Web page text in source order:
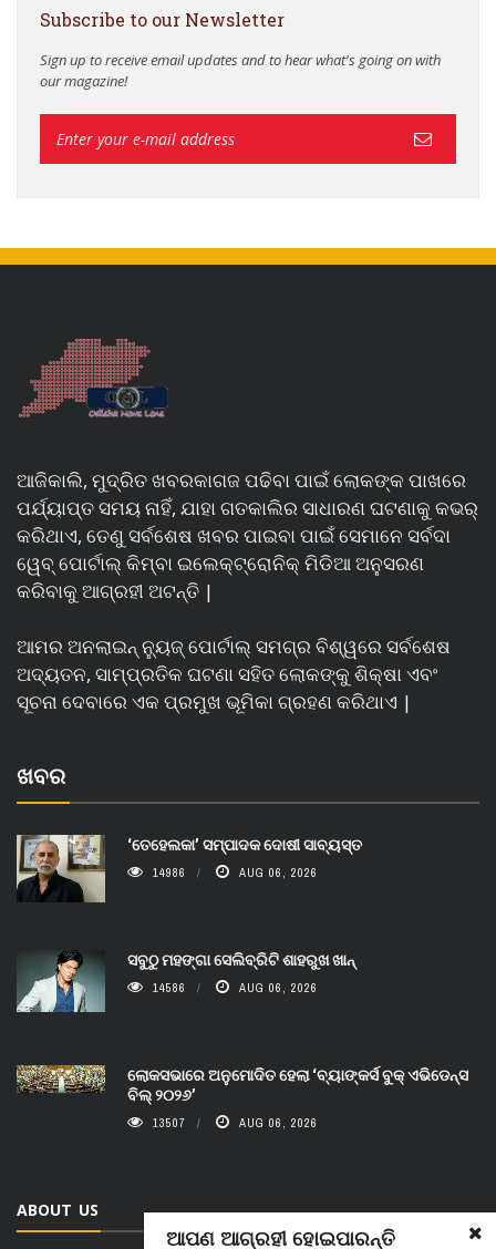
ଆପଣ ଆଗ୍ରହୀ ହୋଇପାରନ୍ତି
Subscribe to our Newsletter
Sign up to receive email updates and to hear what's going on with
our magazine!
ଆଜିକାଲି, ମୁଦ୍ରିତ ଖବରକାଗଜ ପଢିବା ପାଇଁ ଲୋକଙ୍କ ପାଖରେ
ପର୍ଯ୍ୟାପ୍ତ ସମୟ ନାହିଁ, ଯାହା ଗତକାଲିର ସାଧାରଣ ଘଟଣାକୁ କଭର୍
କରିଥାଏ, ତେଣୁ ସର୍ବଶେଷ ଖବର ପାଇବା ପାଇଁ ସେମାନେ ସର୍ବଦା
ୱେବ୍ ପୋର୍ଟାଲ୍ କିମ୍ବା ଇଲେକ୍ଟ୍ରୋନିକ୍ ମିଡିଆ ଅନୁସରଣ
କରିବାକୁ ଆଗ୍ରହୀ ଅଟନ୍ତି |
ଆମର ଅନଲାଇନ୍ ନ୍ୟୁଜ୍ ପୋର୍ଟାଲ୍ ସମଗ୍ର ବିଶ୍ୱରେ ସର୍ବଶେଷ
ଅଦ୍ୟତନ, ସାମ୍ପ୍ରତିକ ଘଟଣା ସହିତ ଲୋକଙ୍କୁ ଶିକ୍ଷା ଏବଂ
ସୂଚନା ଦେବାରେ ଏକ ପ୍ରମୁଖ ଭୂମିକା ଗ୍ରହଣ କରିଥାଏ |
ଖବର
‘ତେହେଲକା’ ସମ୍ପାଦକ ଦୋଷୀ ସାବ୍ୟସ୍ତ
14986 AUG 06, 2026
ସବୁଠୁ ମହଙ୍ଗା ସେଲିବ୍ରିଟି ଶାହରୁଖ ଖାନ୍
14586 AUG 06, 2026
ଲୋକସଭାରେ ଅନୁମୋଦିତ ହେଲା ‘ବ୍ୟାଙ୍କର୍ସ ବୁକ୍ ଏଭିଡେନ୍ସ
ବିଲ୍ ୨୦୨୬’
13507 AUG 06, 2026
ABOUT US